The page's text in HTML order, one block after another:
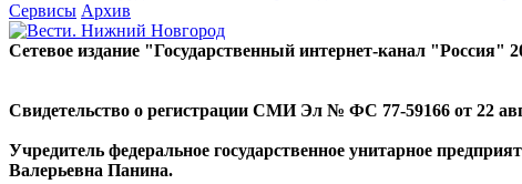
Сервисы Архив
Сетевое издание "Государственный интернет-канал "Россия"
Свидетельство о регистрации СМИ Эл № ФС 77-59166 от 22
Учредитель федеральное государственное унитарное
Валерьевна Панина.